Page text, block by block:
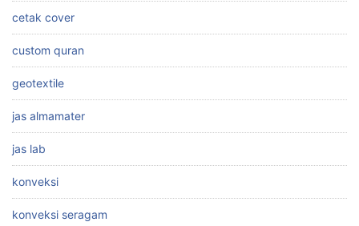
cetak cover
custom quran
geotextile
jas almamater
jas lab
konveksi
konveksi seragam